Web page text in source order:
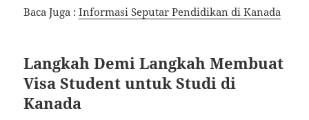
Baca Juga :Informasi Seputar Pendidikan di Kanada
Langkah Demi Langkah Membuat
Visa Student untuk Studi di
Kanada